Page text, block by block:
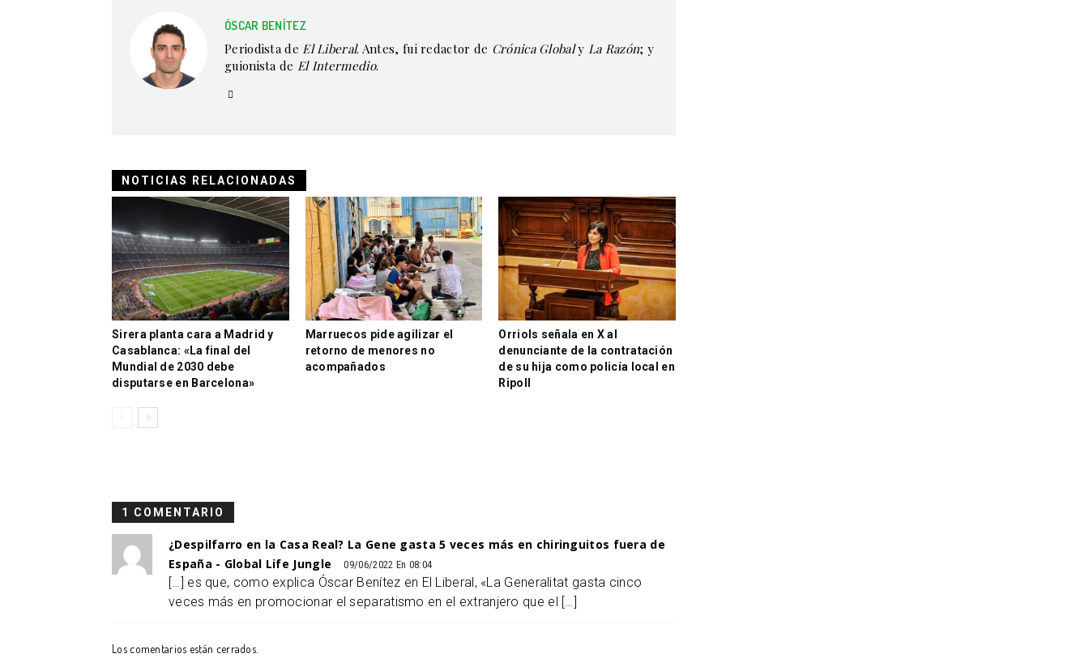
ÓSCAR BENÍTEZ
Periodista deEl Liberal. Antes, fui redactor de Crónica Globaly La Razón; y
guionista de El Intermedio.
NOTICIAS RELACIONADAS
Sirera planta cara a Madrid y
Casablanca: «La final del
Mundial de 2030 debe
disputarse en Barcelona»
Marruecos pide agilizar el
retorno de menores no
acompañados
Orriols señala en X al
denunciante de la contratación
de su hija como policía local en
Ripoll
1 COMENTARIO
¿Despilfarro en la Casa Real? La Gene gasta 5 veces más en chiringuitos fuera de
España - Global Life Jungle
09/06/2022 En 08:04
[…] es que, como explica Óscar Benítez en El Liberal, «La Generalitat gasta cinco
veces más en promocionar el separatismo en el extranjero que el […]
Los comentarios están cerrados.